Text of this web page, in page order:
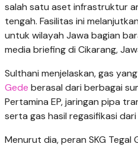
salah satu aset infrastruktur
tengah. Fasilitas ini
untuk wilayah Jawa bagian
media briefing di Cikarang,
Sulthani menjelaskan, gas
Gede berasal dari berbagai
Pertamina EP, jaringan pipa
serta gas hasil regasifikasi dari
Menurut dia, peran SKG Tegal